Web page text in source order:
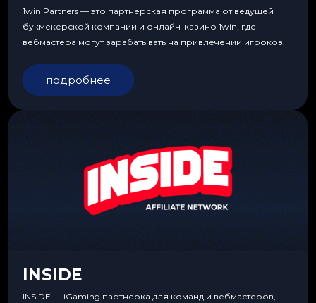
1win Partners — это партнерская программа от ведущей
букмекерской компании и онлайн-казино 1win, где
вебмастера могут зарабатывать на привлечении игроков.
подробнее
INSIDE
INSIDE — iGaming партнерка для команд и вебмастеров,